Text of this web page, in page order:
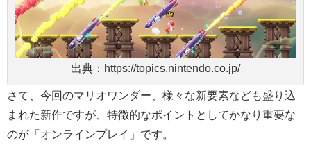
出典：https://topics.nintendo.co.jp/
さて、今回のマリオワンダー、様々な新要素なども盛り込
まれた新作ですが、特徴的なポイントとしてかなり重要な
のが「オンラインプレイ」です。